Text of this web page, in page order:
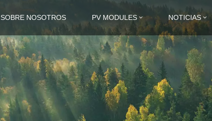
SOBRE NOSOTROS PV MODULES NOTICIAS